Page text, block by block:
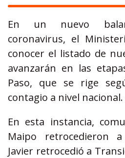
En un nuevo
coronavirus, el
conocer el listado de
avanzarán en las
Paso, que se rige
contagio a nivel nacional.
En esta instancia,
Maipo retrocedieron
Javier retrocedió a